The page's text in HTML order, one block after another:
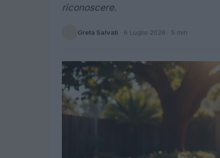
riconoscere.
Greta Salvati · 6 Luglio 2026 · 5 min